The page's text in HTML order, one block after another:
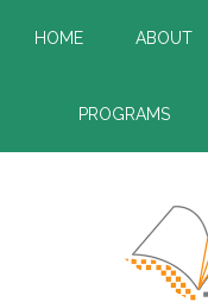
HOME ABOUT
PROGRAMS